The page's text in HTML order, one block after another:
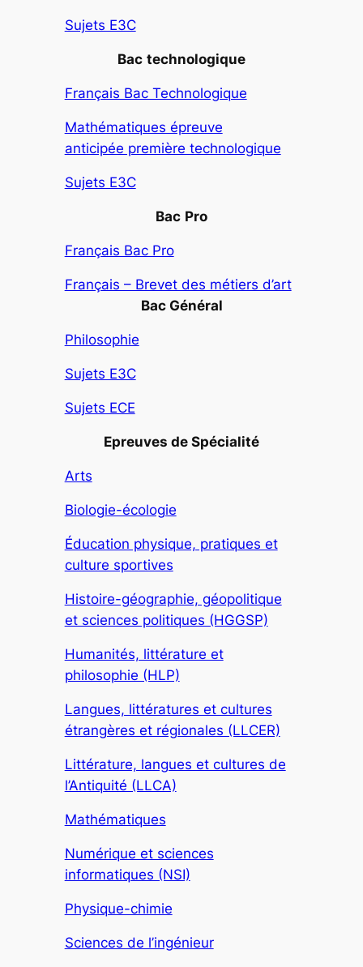
Sujets E3C
Bac technologique
Français Bac Technologique
Mathématiques épreuve
anticipée première technologique
Sujets E3C
Bac Pro
Français Bac Pro
Français – Brevet des métiers d’art
Bac Général
Philosophie
Sujets E3C
Sujets ECE
Epreuves de Spécialité
Arts
Biologie-écologie
Éducation physique, pratiques et
culture sportives
Histoire-géographie, géopolitique
et sciences politiques (HGGSP)
Humanités, littérature et
philosophie (HLP)
Langues, littératures et cultures
étrangères et régionales (LLCER)
Littérature, langues et cultures de
l’Antiquité (LLCA)
Mathématiques
Numérique et sciences
informatiques (NSI)
Physique-chimie
Sciences de l’ingénieur